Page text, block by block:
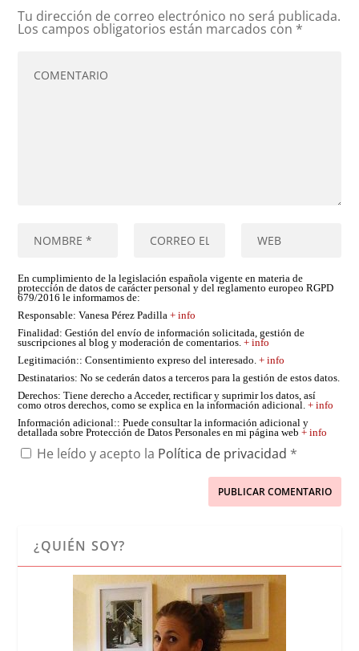
Tu dirección de correo electrónico no será publicada.
Los campos obligatorios están marcados con *
En cumplimiento de la legislación española vigente en materia de
protección de datos de carácter personal y del reglamento europeo RGPD
679/2016 le informamos de:
Responsable: Vanesa Pérez Padilla+ info
Finalidad: Gestión del envío de información solicitada, gestión de
suscripciones al blog y moderación de comentarios.+ info
Legitimación:: Consentimiento expreso del interesado.+ info
Destinatarios: No se cederán datos a terceros para la gestión de estos datos.
Derechos: Tiene derecho a Acceder, rectificar y suprimir los datos, así
como otros derechos, como se explica en la información adicional.+ info
Información adicional:: Puede consultar la información adicional y
detallada sobre Protección de Datos Personales en mi página web+ info
He leído y acepto la Política de privacidad *
¿QUIÉN SOY?